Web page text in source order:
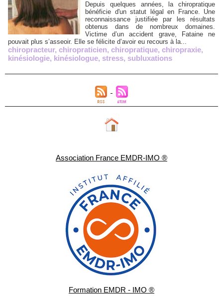
Association France EMDR-IMO ®
Formation EMDR - IMO ®
Depuis quelques années, la chiropratique
bénéficie d'un statut légal en France. Une
reconnaissance justifiée par les résultats
obtenus dans de nombreux domaines.
Victime d’un accident grave, Fataine ne
pouvait plus s’asseoir. Elle se félicite d’avoir eu recours à la...
chiropracteur, chiropraticien, chiropratique, chiropraxie,
kinésiologie, kinésiologue, stress, subluxations